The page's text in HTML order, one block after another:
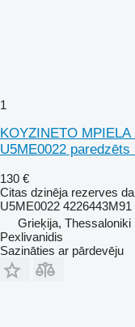
1
KOYZINETO
U5ME0022
130 €
Citas dzinēja rezerves
U5ME0022
Grieķija, Thessaloniki
Pexlivanidis
Sazināties ar pārdevēju